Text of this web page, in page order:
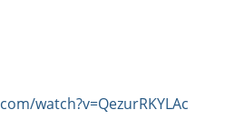
watch?v=QezurRKYLAc